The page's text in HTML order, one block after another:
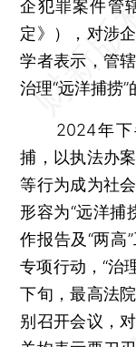
企犯罪案件管
定》），对涉
学者表示，管
治理“远洋捕捞”
2024年下
捕，以执法办
等行为成为社
形容为“远洋捕
作报告及“两高
专项行动，“治
下旬，最高法
别召开会议，